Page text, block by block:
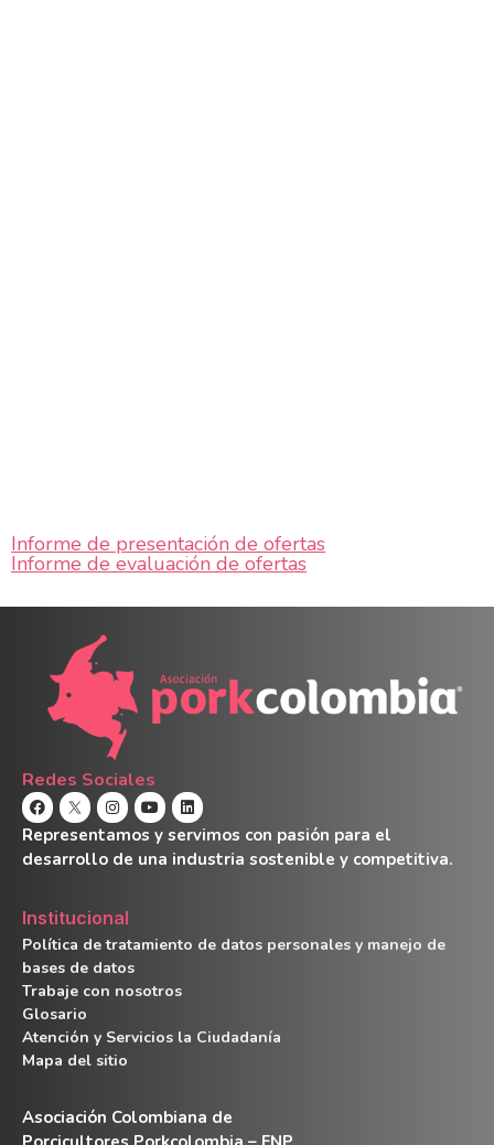
Informe de presentación de ofertas
Informe de evaluación de ofertas
Redes Sociales
Representamos y servimos con pasión para el
desarrollo de una industria sostenible y competitiva.
Institucional
Política de tratamiento de datos personales y manejo de
bases de datos
Trabaje con nosotros
Glosario
Atención y Servicios la Ciudadanía
Mapa del sitio
Asociación Colombiana de